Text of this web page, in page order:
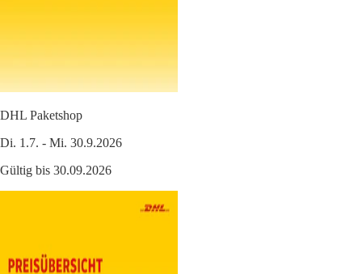
DHL Paketshop
Di. 1.7. - Mi. 30.9.2026
Gültig bis 30.09.2026